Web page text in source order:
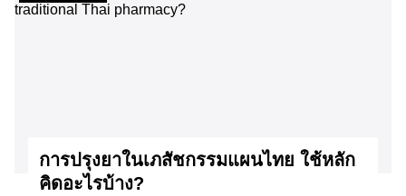
การปรุงยาในเภสัชกรรมแผนไทย ใช้หลัก
คิดอะไรบ้าง?